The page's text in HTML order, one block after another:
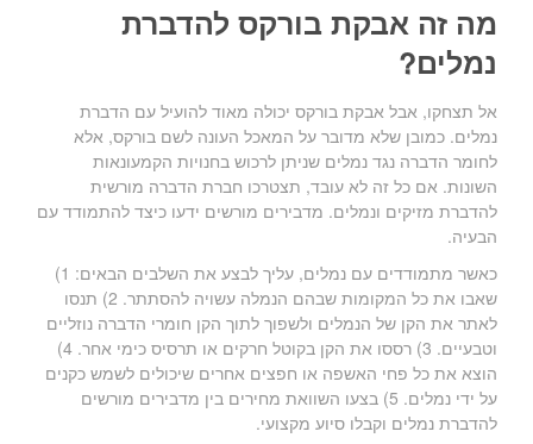
מה זה אבקת בורקס להדברת
נמלים?
אל תצחקו, אבל אבקת בורקס יכולה מאוד להועיל עם הדברת
נמלים. כמובן שלא מדובר על המאכל העונה לשם בורקס, אלא
לחומר הדברה נגד נמלים שניתן לרכוש בחנויות הקמעונאות
השונות. אם כל זה לא עובד, תצטרכו חברת הדברה מורשית
להדברת מזיקים ונמלים. מדבירים מורשים ידעו כיצד להתמודד עם
הבעיה.
כאשר מתמודדים עם נמלים, עליך לבצע את השלבים הבאים: 1)
שאבו את כל המקומות שבהם הנמלה עשויה להסתתר. 2) תנסו
לאתר את הקן של הנמלים ולשפוך לתוך הקן חומרי הדברה נוזליים
וטבעיים. 3) רססו את הקן בקוטל חרקים או תרסיס כימי אחר. 4)
הוצא את כל פחי האשפה או חפצים אחרים שיכולים לשמש כקנים
על ידי נמלים. 5) בצעו השוואת מחירים בין מדבירים מורשים
להדברת נמלים וקבלו סיוע מקצועי.